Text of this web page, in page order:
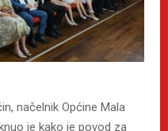
načelnik Općine Mala
je kako je povod za